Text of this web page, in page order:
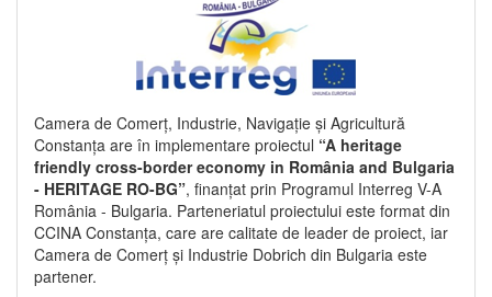
Camera de Comerț, Industrie, Navigație și Agricultură
Constanța are în implementare proiectul “A heritage
friendly cross-border economy in România and Bulgaria
- HERITAGE RO-BG”, finanțat prin Programul Interreg V-A
România - Bulgaria. Parteneriatul proiectului este format din
CCINA Constanța, care are calitate de leader de proiect, iar
Camera de Comerț și Industrie Dobrich din Bulgaria este
partener.